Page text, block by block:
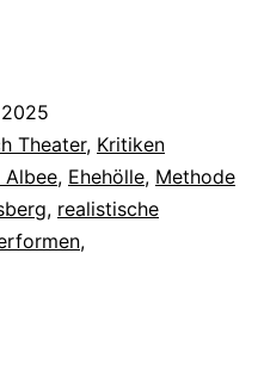
Theater, Kritiken
Albee, Ehehölle, Methode
, realistische
,